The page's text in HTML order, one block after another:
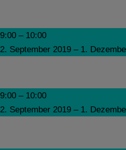
9:00 – 10:00
2. September 2019 – 1.
9:00 – 10:00
2. September 2019 – 1.